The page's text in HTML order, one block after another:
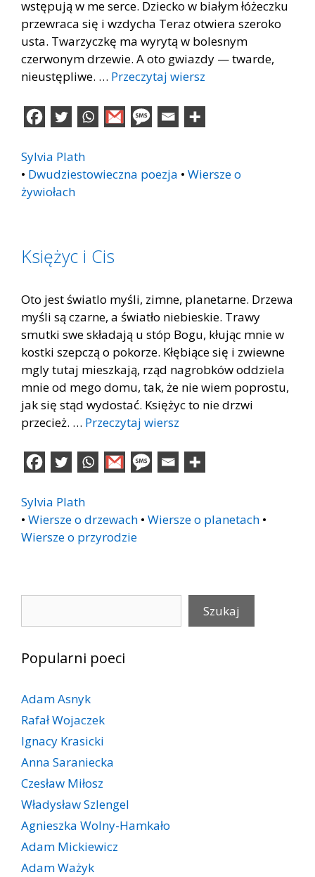
wstępują w me serce. Dziecko w białym łóżeczku
przewraca się i wzdycha Teraz otwiera szeroko
usta. Twarzyczkę ma wyrytą w bolesnym
czerwonym drzewie. A oto gwiazdy — twarde,
nieustępliwe. … Przeczytaj wiersz
Sylvia Plath
• Dwudziestowieczna poezja • Wiersze o
żywiołach
Księżyc i Cis
Oto jest światlo myśli, zimne, planetarne. Drzewa
myśli są czarne, a światło niebieskie. Trawy
smutki swe składają u stóp Bogu, kłując mnie w
kostki szepczą o pokorze. Kłębiące się i zwiewne
mgly tutaj mieszkają, rząd nagrobków oddziela
mnie od mego domu, tak, że nie wiem poprostu,
jak się stąd wydostać. Księżyc to nie drzwi
przecież. … Przeczytaj wiersz
Sylvia Plath
• Wiersze o drzewach • Wiersze o planetach •
Wiersze o przyrodzie
Szukaj
Popularni poeci
Adam Asnyk
Rafał Wojaczek
Ignacy Krasicki
Anna Saraniecka
Czesław Miłosz
Władysław Szlengel
Agnieszka Wolny-Hamkało
Adam Mickiewicz
Adam Ważyk